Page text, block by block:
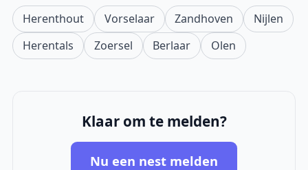
Herenthout Vorselaar Zandhoven
Nijlen
Herentals
Zoersel Berlaar Olen
Klaar om te melden?
Nu een nest melden